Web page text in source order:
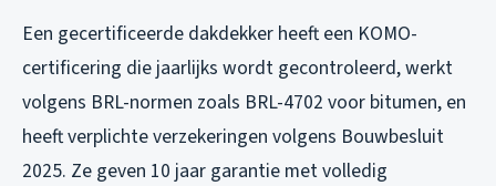
Een gecertificeerde dakdekker heeft een KOMO-
certificering die jaarlijks wordt gecontroleerd, werkt
volgens BRL-normen zoals BRL-4702 voor bitumen, en
heeft verplichte verzekeringen volgens Bouwbesluit
2025. Ze geven 10 jaar garantie met volledig